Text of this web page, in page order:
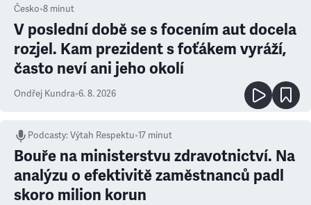
Česko•8 minut
V poslední době se s focením aut docela
rozjel. Kam prezident s foťákem vyráží,
často neví ani jeho okolí
Ondřej Kundra•6. 8. 2026
Podcasty:Výtah Respektu•17 minut
Bouře na ministerstvu zdravotnictví. Na
analýzu o efektivitě zaměstnanců padl
skoro milion korun